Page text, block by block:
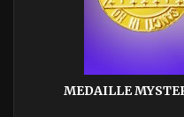
MEDAILLE